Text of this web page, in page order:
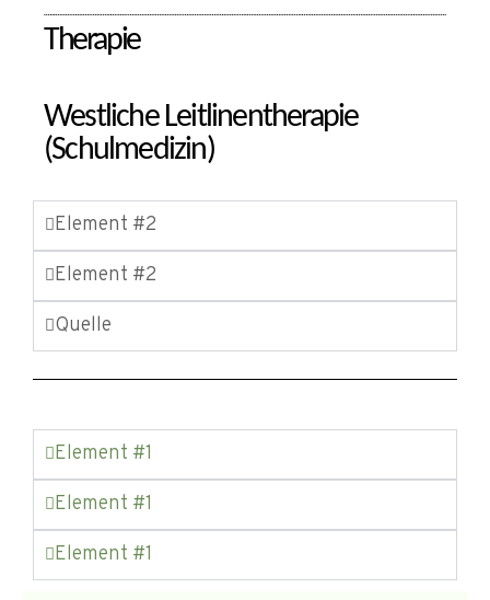
Therapie
Westliche Leitlinentherapie
(Schulmedizin)
Element #2
Element #2
Quelle
Element #1
Element #1
Element #1